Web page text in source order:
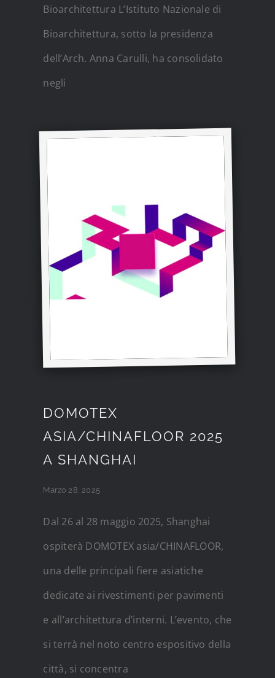
Bioarchitettura L’Istituto Nazionale di
Bioarchitettura, sotto la presidenza
dell’Arch. Anna Carulli, ha consolidato
negli
DOMOTEX
ASIA/CHINAFLOOR 2025
A SHANGHAI
Marzo 28, 2025
Dal 26 al 28 maggio 2025, Shanghai
ospiterà DOMOTEX asia/CHINAFLOOR,
una delle principali fiere asiatiche
dedicate ai rivestimenti per pavimenti
e all’architettura d’interni. L’evento, che
si terrà nel noto centro espositivo della
città, si concentra